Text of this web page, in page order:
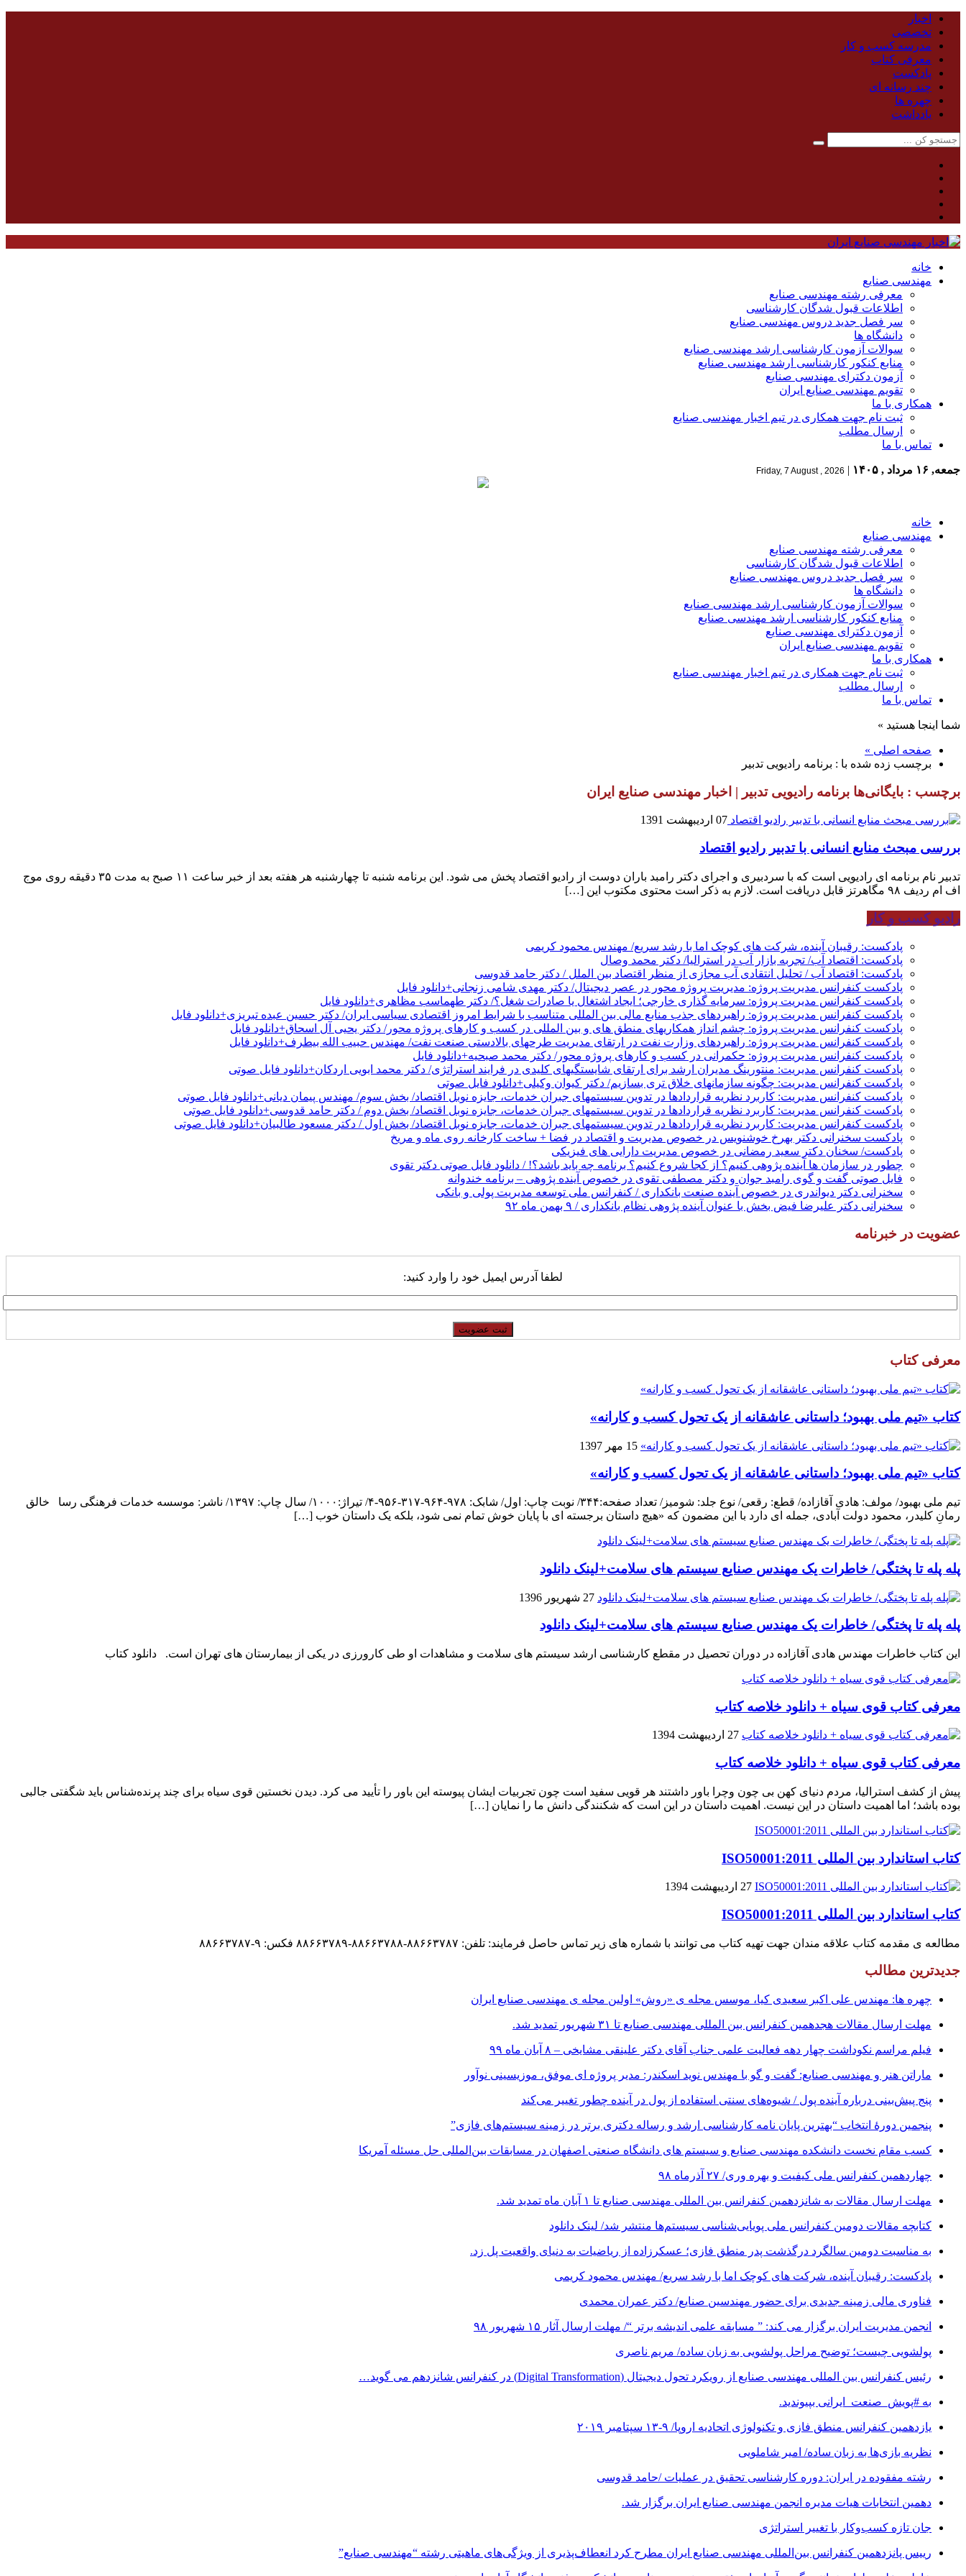
اخبار
تخصصی
مدرسه کسب و کار
معرفی کتاب
پادکست
چند رسانه ای
چهره ها
یادداشت
خانه
مهندسی صنایع
معرفی رشته مهندسی صنایع
اطلاعات قبول شدگان کارشناسی
سر فصل جدید دروس مهندسی صنایع
دانشگاه ها
سوالات آزمون کارشناسی ارشد مهندسی صنایع
منابع کنکور کارشناسی ارشد مهندسی صنایع
آزمون دکترای مهندسی صنایع
تقویم مهندسی صنایع ایران
همکاری با ما
ثبت نام جهت همکاری در تیم اخبار مهندسی صنایع
ارسال مطلب
تماس با ما
جمعه, ۱۶ مرداد , ۱۴۰۵ |
Friday, 7 August , 2026
خانه
مهندسی صنایع
معرفی رشته مهندسی صنایع
اطلاعات قبول شدگان کارشناسی
سر فصل جدید دروس مهندسی صنایع
دانشگاه ها
سوالات آزمون کارشناسی ارشد مهندسی صنایع
منابع کنکور کارشناسی ارشد مهندسی صنایع
آزمون دکترای مهندسی صنایع
تقویم مهندسی صنایع ایران
همکاری با ما
ثبت نام جهت همکاری در تیم اخبار مهندسی صنایع
ارسال مطلب
تماس با ما
شما اینجا هستید »
صفحه اصلی »
برچسب زده شده با : برنامه رادیویی تدبیر
برچسب : بایگانی‌ها برنامه رادیویی تدبیر | اخبار مهندسی صنایع ایران
07 اردیبهشت 1391
بررسی مبحث منابع انسانی با تدبیر رادیو اقتصاد
تدبیر نام برنامه ای رادیویی است که با سردبیری و اجرای دکتر رامبد باران دوست از رادیو اقتصاد پخش می شود. این برنامه شنبه تا چهارشنبه هر هفته بعد از خبر ساعت ۱۱ صبح به مدت ۳۵ دقیقه روی موج
اف ام ردیف ۹۸ مگاهرتز قابل دریافت است. لازم به ذکر است محتوی مکتوب این […]
رادیو کسب و کار
پادکست: رقیبان آینده، شرکت های کوچک اما با رشد سریع/ مهندس محمود کریمی
پادکست: اقتصاد آب/ تجربه بازار آب در استرالیا/ دکتر محمد وصال
پادکست: اقتصاد آب / تحلیل انتقادی آب مجازی از منظر اقتصاد بین الملل / دکتر حامد قدوسی
پادکست کنفرانس مدیریت پروژه: مدیریت پروژه محور در عصر دیجیتال/ دکتر مهدی شامی زنجانی+دانلود فایل
پادکست کنفرانس مدیریت پروژه: سرمایه گذاری خارجی؛ ایجاد اشتغال یا صادرات شغل؟/ دکتر طهماسب مظاهری+دانلود فایل
پادکست کنفرانس مدیریت پروژه: راهبردهای جذب منابع مالی بین المللی متناسب با شرایط امروز اقتصادی سیاسی ایران/ دکتر حسین عبده تبریزی+دانلود فایل
پادکست کنفرانس مدیریت پروژه: چشم انداز همکاریهای منطق های و بین المللی در کسب و کارهای پروژه محور/ دکتر یحیی آل اسحاق+دانلود فایل
پادکست کنفرانس مدیریت پروژه: راهبردهای وزارت نفت در ارتقای مدیریت طرحهای بالادستی صنعت نفت/ مهندس حبیب الله بیطرف+دانلود فایل
پادکست کنفرانس مدیریت پروژه: حکمرانی در کسب و کارهای پروژه محور/ دکتر محمد صبحیه+دانلود فایل
پادکست کنفرانس مدیریت: منتورینگ مدیران ارشد برای ارتقای شایستگیهای کلیدی در فرایند استراتژی/ دکتر محمد ابویی اردکان+دانلود فایل صوتی
پادکست کنفرانس مدیریت: چگونه سازمانهای خلاق تری بسازیم/ دکتر کیوان وکیلی+دانلود فایل صوتی
پادکست کنفرانس مدیریت: کاربرد نظریه قراردادها در تدوین سیستمهای جبران خدمات، جایزه نوبل اقتصاد/ بخش سوم/ مهندس پیمان دیانی+دانلود فایل صوتی
پادکست کنفرانس مدیریت: کاربرد نظریه قراردادها در تدوین سیستمهای جبران خدمات، جایزه نوبل اقتصاد/ بخش دوم / دکتر حامد قدوسی+دانلود فایل صوتی
پادکست کنفرانس مدیریت: کاربرد نظریه قراردادها در تدوین سیستمهای جبران خدمات، جایزه نوبل اقتصاد/ بخش اول / دکتر مسعود طالبیان+دانلود فایل صوتی
پادکست سخنرانی دکتر بهرخ خوشنویس در خصوص مدیریت و اقتصاد در فضا + ساخت کارخانه روی ماه و مریخ
پادکست/ سخنان دکتر سعید رمضانی در خصوص مدیریت دارایی های فیزیکی
چطور در سازمان ها آینده پژوهی کنیم؟ از کجا شروع کنیم؟ برنامه چه باید باشد؟! / دانلود فایل صوتی دکتر تقوی
فایل صوتی گفت و گوی رامبد جوان و دکتر مصطفی تقوی در خصوص آینده پژوهی – برنامه خندوانه
سخنرانی دکتر دیواندری در خصوص آینده صنعت بانکداری / کنفرانس ملی توسعه مدیریت پولی و بانکی
سخنرانی دکتر علیرضا فیض بخش با عنوان آینده پژوهی نظام بانکداری / ۹ بهمن ماه ۹۲
عضویت در خبرنامه
لطفا آدرس ایمیل خود را وارد کنید:
معرفی کتاب
کتاب «تیم ملی بهبود؛ داستانی عاشقانه از یک تحول کسب و کارانه»
15 مهر 1397
کتاب «تیم ملی بهبود؛ داستانی عاشقانه از یک تحول کسب و کارانه»
تیم ملی بهبود/ مولف: هادی آقازاده/ قطع: رقعی/ نوع جلد: شومیز/ تعداد صفحه:۳۴۴/ نوبت چاپ: اول/ شابک: ۹۷۸-۹۶۴-۳۱۷-۹۵۶-۴/ تیراژ:۱۰۰۰/ سال چاپ: ۱۳۹۷/ ناشر: موسسه خدمات فرهنگی رسا خالق
رمانِ کلیدر، محمود دولت آبادی، جمله ای دارد با این مضمون که «هیچ داستان برجسته ای با پایان خوش تمام نمی شود، بلکه یک داستان خوب […]
پله پله تا پختگی/ خاطرات یک مهندس صنایع سیستم های سلامت+لینک دانلود
27 شهریور 1396
پله پله تا پختگی/ خاطرات یک مهندس صنایع سیستم های سلامت+لینک دانلود
این کتاب خاطرات مهندس هادی آقازاده در دوران تحصیل در مقطع کارشناسی ارشد سیستم های سلامت و مشاهدات او طی کارورزی در یکی از بیمارستان های تهران است. دانلود کتاب
معرفی کتاب قوی سیاه + دانلود خلاصه کتاب
27 اردیبهشت 1394
معرفی کتاب قوی سیاه + دانلود خلاصه کتاب
پیش از کشف استرالیا، مردم دنیاى کهن بی چون وچرا باور داشتند هر قویى سفید است چون تجربیات ایشان پیوسته این باور را تأیید می کرد. دیدن نخستین قوى سیاه براى چند پرنده‌شناس باید شگفتى جالبى
بوده باشد؛ اما اهمیت داستان در این نیست. اهمیت داستان در این است که شکنندگى دانش ما را نمایان […]
کتاب استاندارد بین المللی ISO50001:2011
27 اردیبهشت 1394
کتاب استاندارد بین المللی ISO50001:2011
مطالعه ی مقدمه کتاب علاقه مندان جهت تهیه کتاب می توانند با شماره های زیر تماس حاصل فرمایند: تلفن: ۸۸۶۶۳۷۸۷-۸۸۶۶۳۷۸۸-۸۸۶۶۳۷۸۹ فکس: ۹-۸۸۶۶۳۷۸۷
جدیدترین مطالب
چهره ها: مهندس علی اکبر سعیدی کیا، موسس مجله ی «روش» اولین مجله ی مهندسی صنایع ایران
مهلت ارسال مقالات هجدهمین کنفرانس بین المللی مهندسی صنایع تا ۳۱ شهریور تمدید شد.
فیلم مراسم نکوداشت چهار دهه فعالیت علمی جناب آقای دکتر علینقی مشایخی – ۸ آبان ماه ۹۹
ماراتن هنر و مهندسی صنایع: گفت و گو با مهندس نوید اسکندر: مدیر پروژه ای موفق، موزیسینی نوآور
پنج پیش‌بینی درباره آینده پول / شیوه‌های سنتی استفاده از پول در آینده چطور تغییر می‌کند
پنجمین دورۀ انتخاب “بهترین پایان ­نامه کارشناسی­ ارشد و رساله دکتری برتر در زمینه سیستم‌های فازی”
کسب مقام نخست دانشکده مهندسی صنایع و سیستم های دانشگاه صنعتی اصفهان در مسابقات بین‌المللی حل مسئله آمریکا
چهاردهمین کنفرانس ملی کیفیت و بهره وری/ ۲۷ آذرماه ۹۸
مهلت ارسال مقالات به شانزدهمین کنفرانس بین المللی مهندسی صنایع تا ۱ آبان ماه تمدید شد.
کتابچه مقالات دومین کنفرانس ملی پویایی‌شناسی سیستم‌ها منتشر شد/ لینک دانلود
به مناسبت دومین سالگرد درگذشت پدر منطق فازی؛ عسکرزاده از ریاضیات به دنیای واقعیت پل زد.
پادکست: رقیبان آینده، شرکت های کوچک اما با رشد سریع/ مهندس محمود کریمی
فناوری مالی زمینه جدیدی برای حضور مهندسین صنایع/ دکتر عمران محمدی
انجمن مدیریت ایران برگزار می کند: ” مسابقه علمی اندیشه برتر “/ مهلت ارسال آثار ۱۵ شهریور ۹۸
پولشویی چیست؛ توضیح مراحل پولشویی به زبان ساده/ مریم ناصری
رئیس کنفرانس بین المللی مهندسی صنایع از رویکرد تحول دیجیتال (Digital Transformation) در کنفرانس شانزدهم می گوید…
به #پویش_صنعت_ایرانی بپیوندید.
یازدهمین کنفرانس منطق فازی و تکنولوژی اتحادیه اروپا/ ۹-۱۳ سپتامبر ۲۰۱۹
نظریه بازی‌ها به زبان ساده/ امیر شاملویی
رشته مفقوده در ایران: دوره کارشناسی تحقیق در عملیات /حامد قدوسی
دهمین انتخابات هیات مدیره انجمن مهندسی صنایع ایران برگزار شد.
جان تازه کسب‌وکار با تغییر استراتژی
رییس پانزدهمین کنفرانس بین‌المللی مهندسی صنایع ایران مطرح کرد انعطاف‌پذیری از ویژگی‌های ماهیتی رشته “مهندسی صنایع”